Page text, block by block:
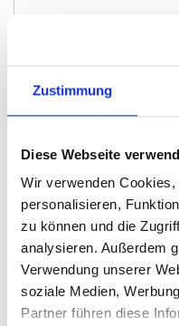
Zustimmung
Diese Webseite
Wir verwenden
personalisieren,
zu können und die
analysieren. Außerdem
Verwendung unserer
soziale Medien,
Partner führen diese
Buchung vom
Gesamtbewertung:
Lage:
Sauberkeit:
Preis-Leistung:
Service:
"Wir hatten zwei
in dem schön ruhig
Einrichtung ist einfach
ist vorhanden.
Vor Ort wurden wir